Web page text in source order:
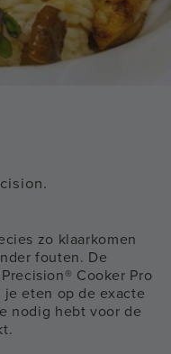
zo klaarkomen
fouten. De
Cooker Pro
eten op de exacte
nodig hebt voor de